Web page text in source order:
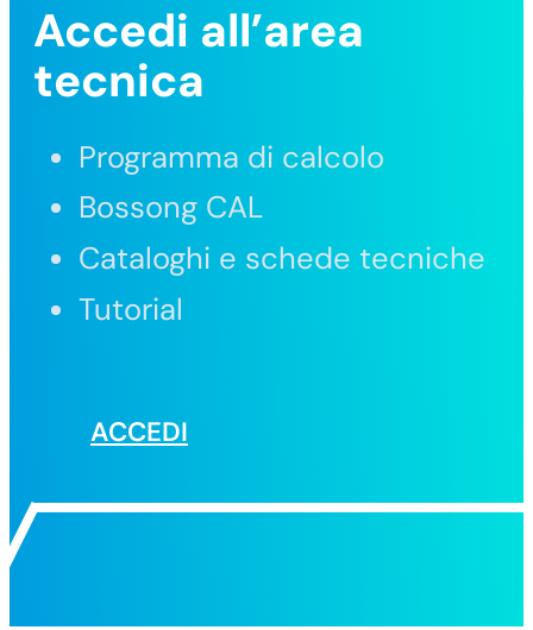
Accedi all’area
tecnica
Programma di calcolo
Bossong CAL
Cataloghi e schede tecniche
Tutorial
ACCEDI